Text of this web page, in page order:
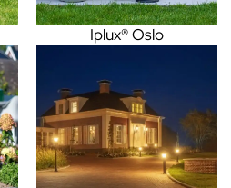
Iplux® Oslo